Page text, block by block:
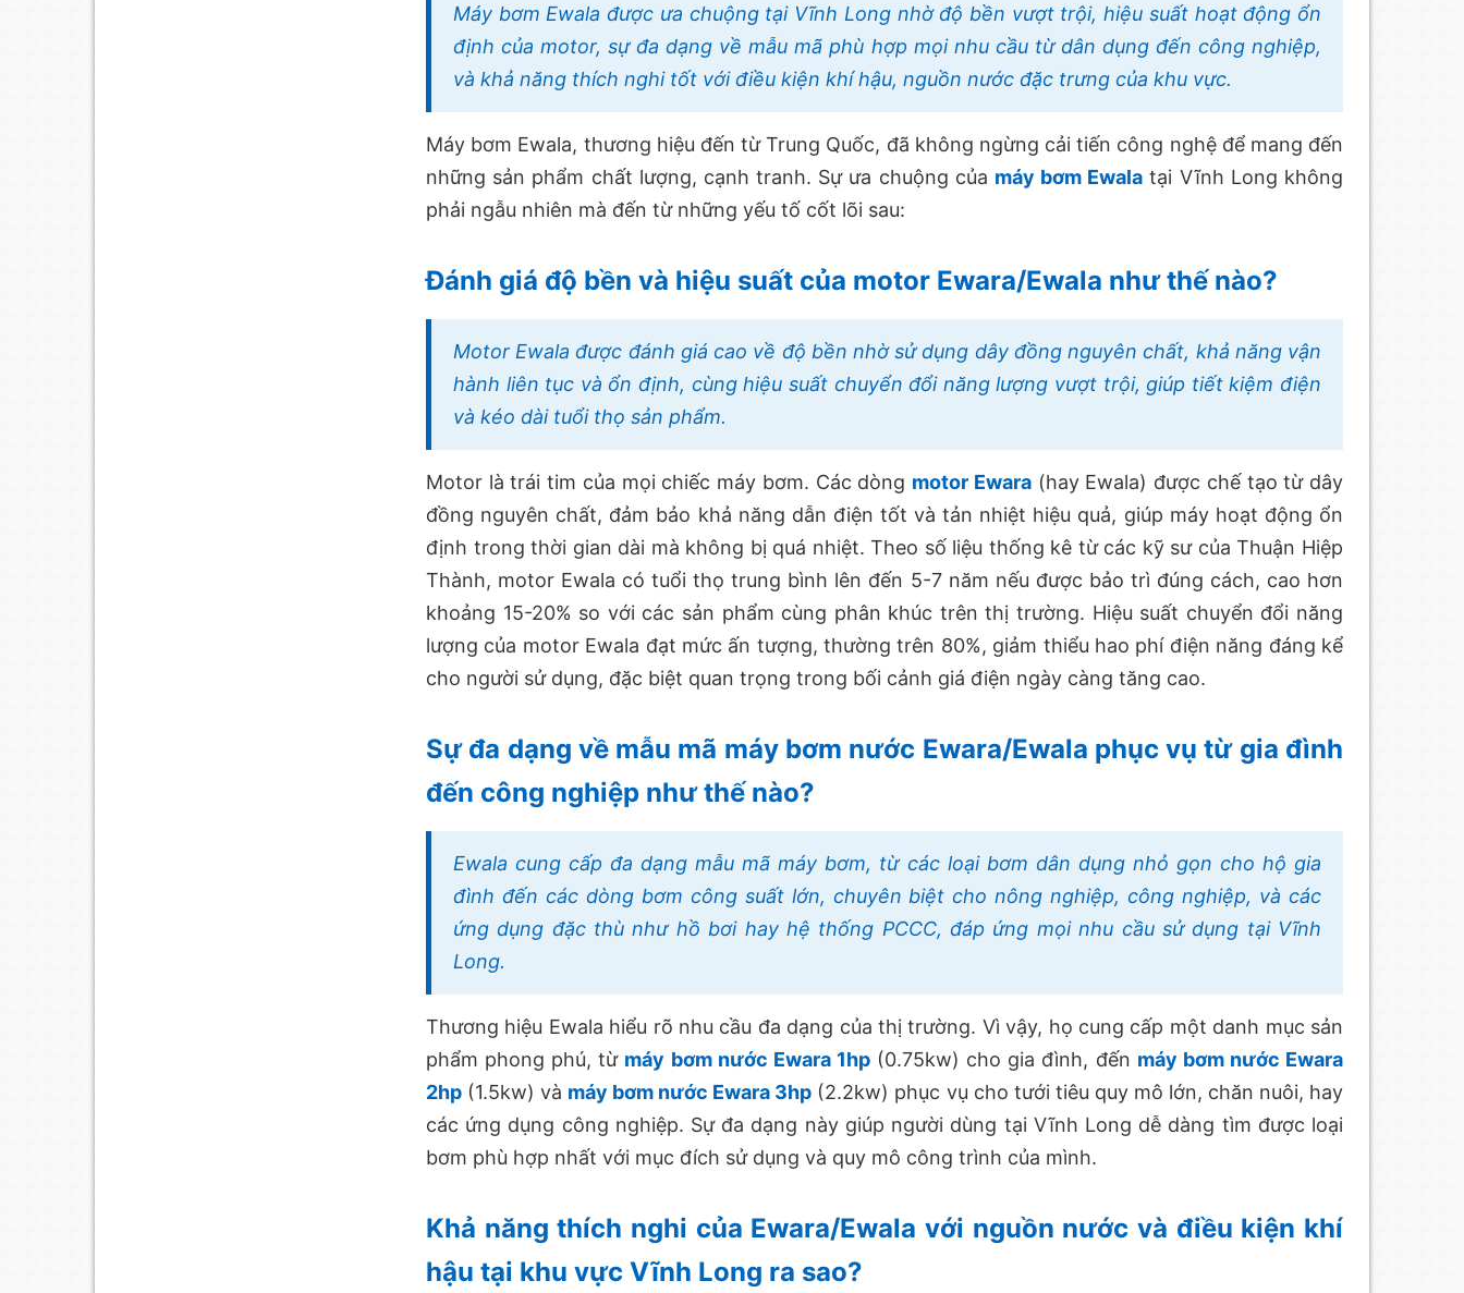
Máy bơm Ewala được ưa chuộng tại Vĩnh Long nhờ độ bền vượt trội, hiệu suất hoạt động ổn
định của motor, sự đa dạng về mẫu mã phù hợp mọi nhu cầu từ dân dụng đến công nghiệp,
và khả năng thích nghi tốt với điều kiện khí hậu, nguồn nước đặc trưng của khu vực.
Máy bơm Ewala, thương hiệu đến từ Trung Quốc, đã không ngừng cải tiến công nghệ để mang đến
những sản phẩm chất lượng, cạnh tranh. Sự ưa chuộng của máy bơm Ewala tại Vĩnh Long không
phải ngẫu nhiên mà đến từ những yếu tố cốt lõi sau:
Đánh giá độ bền và hiệu suất của motor Ewara/Ewala như thế nào?
Motor Ewala được đánh giá cao về độ bền nhờ sử dụng dây đồng nguyên chất, khả năng vận
hành liên tục và ổn định, cùng hiệu suất chuyển đổi năng lượng vượt trội, giúp tiết kiệm điện
và kéo dài tuổi thọ sản phẩm.
Motor là trái tim của mọi chiếc máy bơm. Các dòng motor Ewara(hay Ewala) được chế tạo từ dây
đồng nguyên chất, đảm bảo khả năng dẫn điện tốt và tản nhiệt hiệu quả, giúp máy hoạt động ổn
định trong thời gian dài mà không bị quá nhiệt. Theo số liệu thống kê từ các kỹ sư của Thuận Hiệp
Thành, motor Ewala có tuổi thọ trung bình lên đến 5-7 năm nếu được bảo trì đúng cách, cao hơn
khoảng 15-20% so với các sản phẩm cùng phân khúc trên thị trường. Hiệu suất chuyển đổi năng
lượng của motor Ewala đạt mức ấn tượng, thường trên 80%, giảm thiểu hao phí điện năng đáng kể
cho người sử dụng, đặc biệt quan trọng trong bối cảnh giá điện ngày càng tăng cao.
Sự đa dạng về mẫu mã máy bơm nước Ewara/Ewala phục vụ từ gia đình
đến công nghiệp như thế nào?
Ewala cung cấp đa dạng mẫu mã máy bơm, từ các loại bơm dân dụng nhỏ gọn cho hộ gia
đình đến các dòng bơm công suất lớn, chuyên biệt cho nông nghiệp, công nghiệp, và các
ứng dụng đặc thù như hồ bơi hay hệ thống PCCC, đáp ứng mọi nhu cầu sử dụng tại Vĩnh
Long.
Thương hiệu Ewala hiểu rõ nhu cầu đa dạng của thị trường. Vì vậy, họ cung cấp một danh mục sản
phẩm phong phú, từ máy bơm nước Ewara 1hp(0.75kw) cho gia đình, đến máy bơm nước Ewara
2hp (1.5kw) và máy bơm nước Ewara 3hp (2.2kw) phục vụ cho tưới tiêu quy mô lớn, chăn nuôi, hay
các ứng dụng công nghiệp. Sự đa dạng này giúp người dùng tại Vĩnh Long dễ dàng tìm được loại
bơm phù hợp nhất với mục đích sử dụng và quy mô công trình của mình.
Khả năng thích nghi của Ewara/Ewala với nguồn nước và điều kiện khí
hậu tại khu vực Vĩnh Long ra sao?